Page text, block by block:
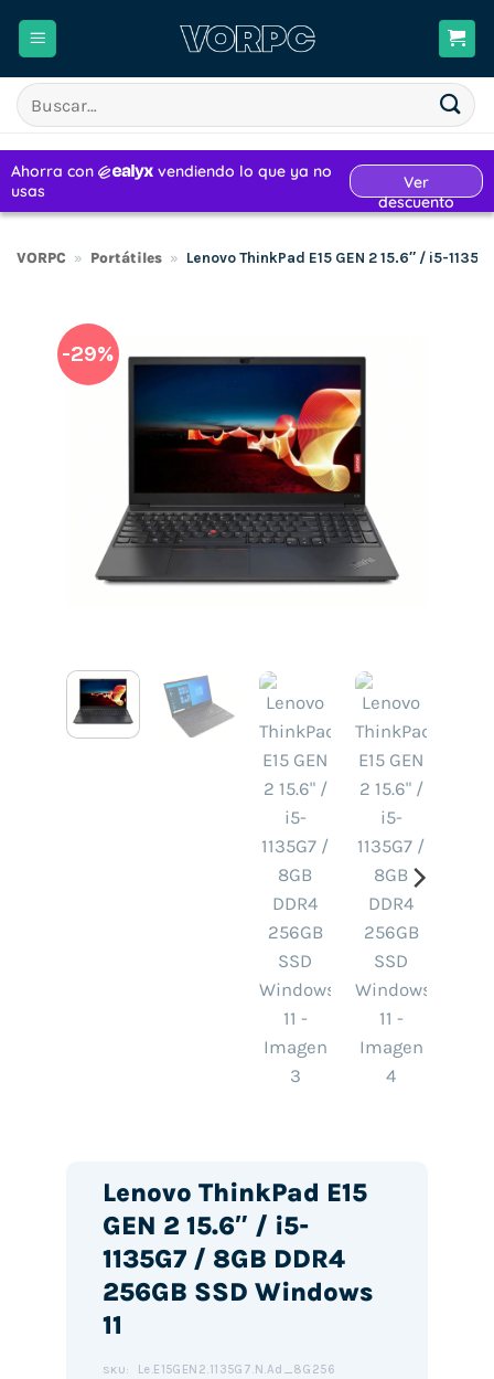
Buscar
por:
VORPC » Portátiles » Lenovo ThinkPad E15 GEN 2 15.6″ / i5-
-29%
Lenovo ThinkPad E15
GEN 2 15.6″ / i5-
1135G7 / 8GB DDR4
256GB SSD Windows
11
SKU: Le.E15GEN2.1135G7.N.Ad_8G256